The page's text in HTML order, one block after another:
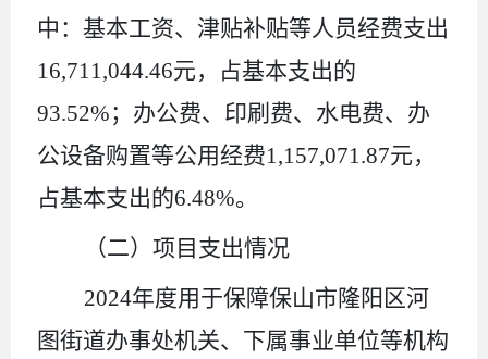
中： 基本工资、津贴补贴等人员经费支出
16,711 ,044.46元，
占基本支出的
93.52%；办公费、印刷费、水电费、办
公设备购置等公用经费1 ,157,071.87元，
占基本支出的6.48%。
（二）项目支出情况
2024年度用于保障保山市隆阳区河
图街道办事处机关、下属事业单位等机构